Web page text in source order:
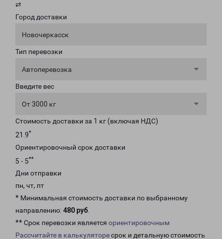
⇄
Город доставки
Новочеркасск
Тип перевозки
Автоперевозка
Введите вес
От 3000 кг
Стоимость доставки за 1 кг (включая НДС)
21.9*
Ориентировочный срок доставки
5 - 5**
Дни отправки
пн, чт, пт
* Минимальная стоимость доставки по выбранному
направлению: 480 руб.
** Срок перевозки является ориентировочным
Рассчитайте в калькуляторесрок и детальную стоимость